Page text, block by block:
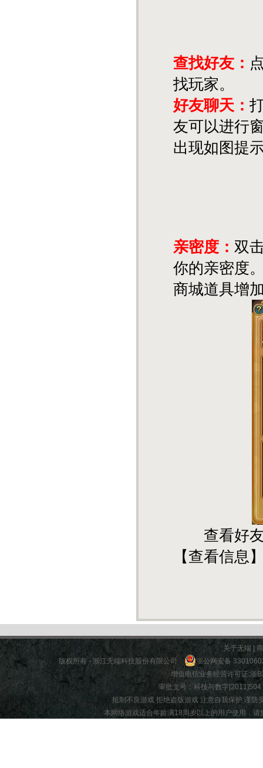
查找好友：
找玩家。
好友聊天：
友可以进行
出现如图提
亲密度： 双
你的亲密度
商城道具增
查看好友
【查看信息
关于无端 |
版权所有 - 浙江无端科技股份有限公司
浙公网安备
增值电信业务经营许可证:浙
审批文号：科技与数字
抵制不良游戏 拒绝盗版游戏 注意自我保护 谨
本网络游戏适合年龄满18周岁以上的用户使用，